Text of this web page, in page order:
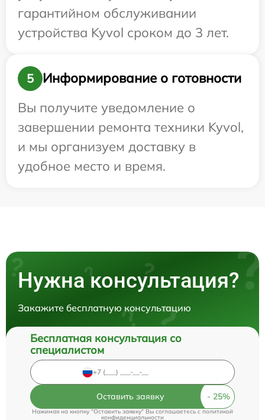
гарантийном обслуживании
устройства Kyvol сроком до 3 лет.
5
Информирование о готовности
Вы получите уведомление о
завершении ремонта техники Kyvol,
и мы организуем доставку в
удобное место и время.
Нужна консультация?
Закажите бесплатную консультацию
Бесплатная консультация со
специалистом
Оставить заявку
Нажимая на кнопку "Оставить заявку" Вы соглашаетесь cполитикой
конфиденциальности